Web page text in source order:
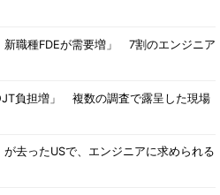
新職種FDEが需要増」 7割のエンジニア
負担増」 複数の調査で露呈した現場
が去ったUSで、エンジニアに求められる